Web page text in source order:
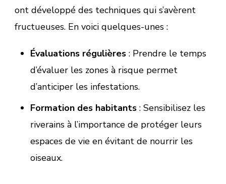
ont développé des techniques qui s’avèrent
fructueuses. En voici quelques-unes :
Évaluations régulières: Prendre le temps
d’évaluer les zones à risque permet
d’anticiper les infestations.
Formation des habitants: Sensibilisez les
riverains à l’importance de protéger leurs
espaces de vie en évitant de nourrir les
oiseaux.